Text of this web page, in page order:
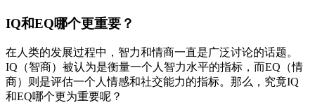
IQ和EQ哪个更重要？
在人类的发展过程中，智力和情商一直是广泛讨论的话题。
IQ（智商）被认为是衡量一个人智力水平的指标，而EQ（情
商）则是评估一个人情感和社交能力的指标。那么，究竟IQ
和EQ哪个更为重要呢？